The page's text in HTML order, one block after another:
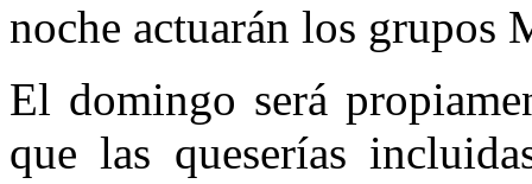
noche actuarán los grupos
El domingo será
que las queserías